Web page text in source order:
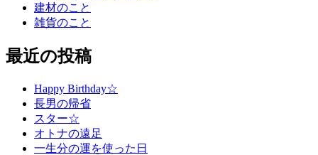
建材のこと
雑貨のこと
最近の投稿
Happy Birthday☆
長男の帰省
スター☆
オトナの遠足
一生分の運を使った日